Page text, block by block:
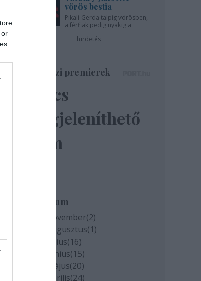
vörös bestia
Pikali Gerda talpig vörösben,
a férfiak pedig nyakig a
hirdetés
Színházi premierek
Nincs
megjeleníthető
elem
Archívum
2020 november(2)
2020 augusztus(1)
2020 július(16)
2020 június(15)
2020 május(20)
2020 április(24)